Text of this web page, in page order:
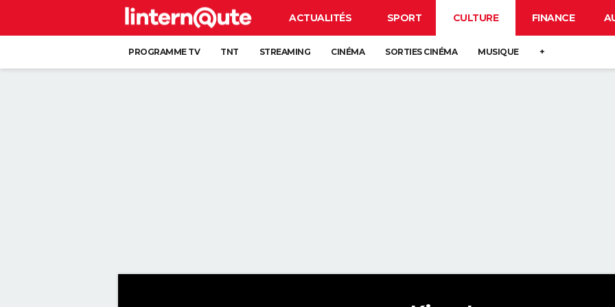
ACTUALITÉS SPORT CULTURE FINANCE
PROGRAMME TV TNT STREAMING CINÉMA SORTIES CINÉMA MUSIQUE +